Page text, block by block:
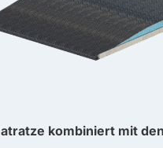
kombiniert mit